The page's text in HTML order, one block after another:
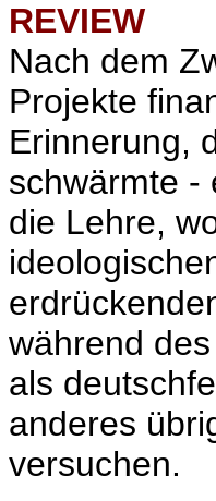
REVIEW
Nach dem
Projekte
Erinnerung,
schwärmte -
die Lehre,
während
als
anderes
versuchen.